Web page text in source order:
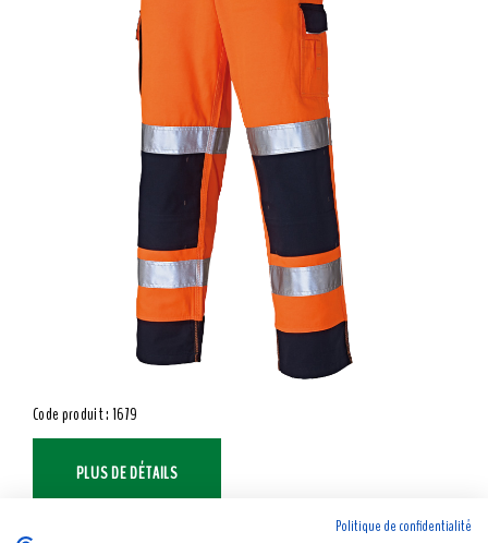
Code produit : 1679
PLUS DE DÉTAILS
Politique de confidentialité